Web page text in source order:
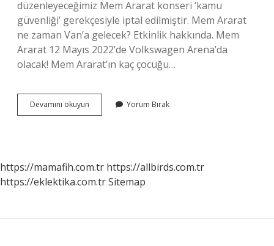
düzenleyeceğimiz Mem Ararat konseri ‘kamu
güvenliği’ gerekçesiyle iptal edilmiştir. Mem Ararat
ne zaman Van’a gelecek? Etkinlik hakkında. Mem
Ararat 12 Mayıs 2022’de Volkswagen Arena’da
olacak! Mem Ararat’ın kaç çocuğu…
Devamını okuyun
Ararat
Yorum Bırak
https://mamafih.com.tr https://allbirds.com.tr
https://eklektika.com.trSitemap